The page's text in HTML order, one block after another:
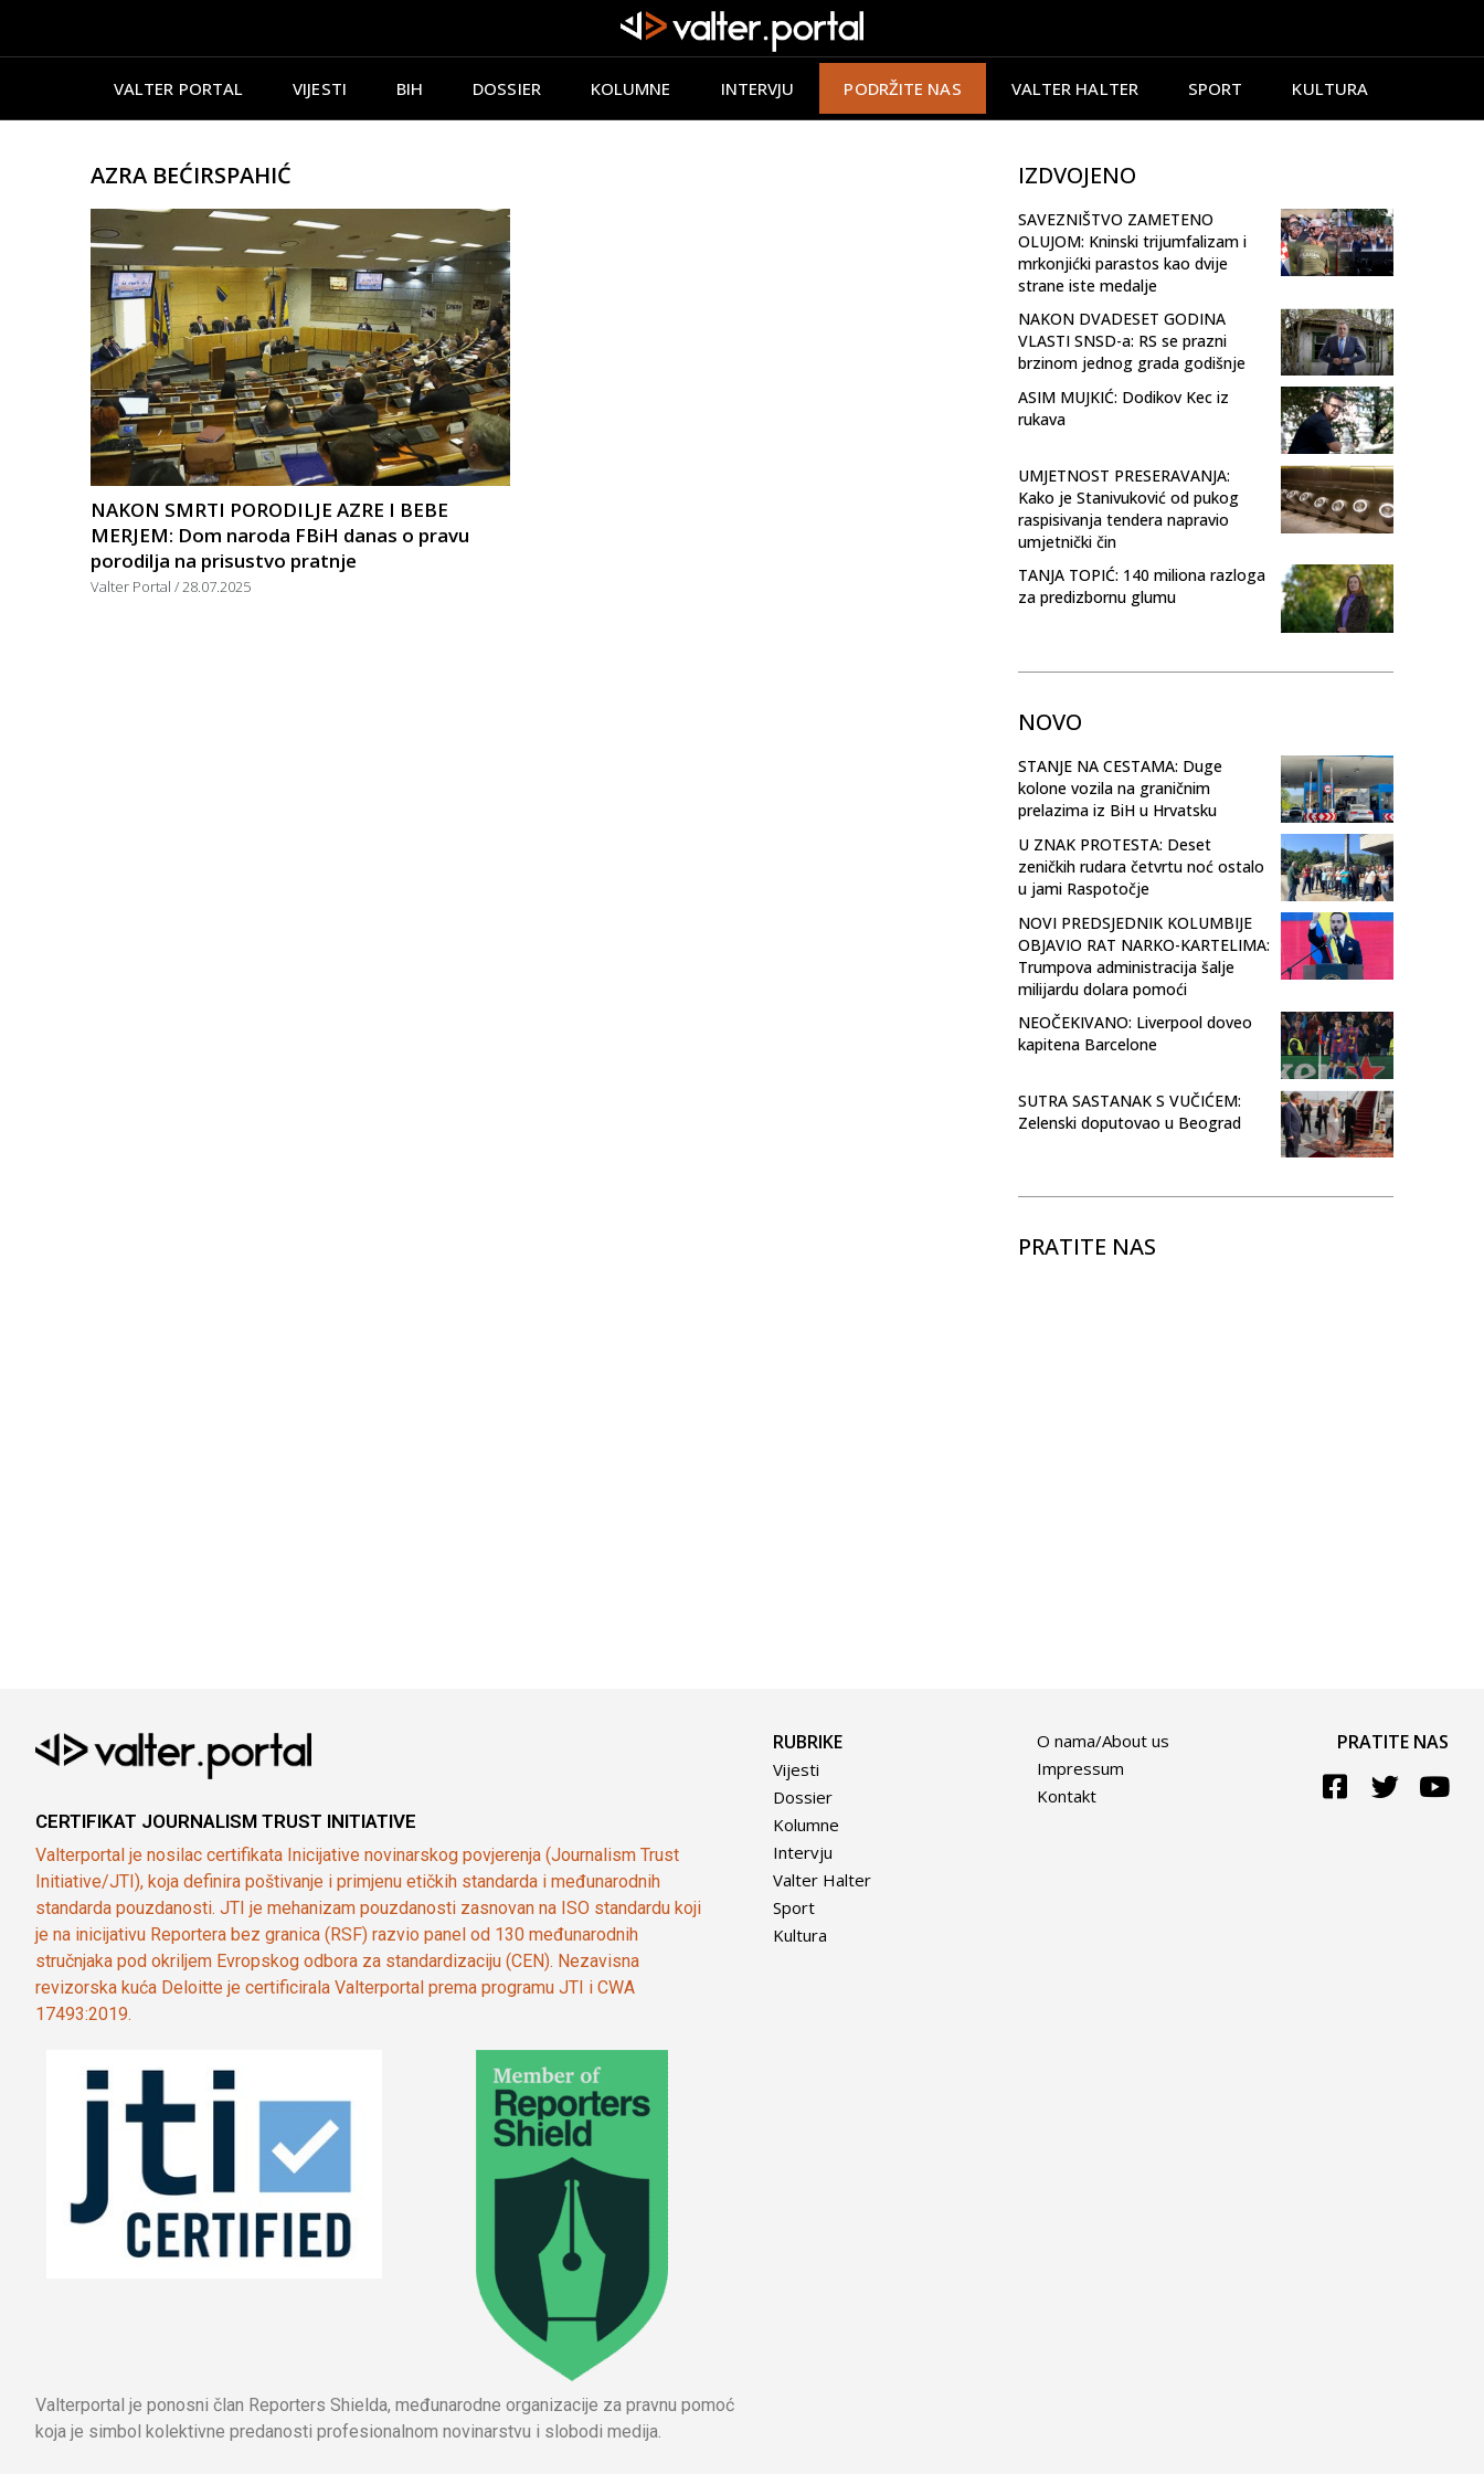
VALTER PORTAL VIJESTI BIH DOSSIER KOLUMNE INTERVJU PODRŽITE NAS VALTER HALTER SPORT KULTURA
AZRA BEĆIRSPAHIĆ
NAKON SMRTI PORODILJE AZRE I BEBE
MERJEM: Dom naroda FBiH danas o pravu
porodilja na prisustvo pratnje
Valter Portal 28.07.2025
IZDVOJENO
SAVEZNIŠTVO ZAMETENO
OLUJOM: Kninski trijumfalizam i
mrkonjićki parastos kao dvije
strane iste medalje
NAKON DVADESET GODINA
VLASTI SNSD-a: RS se prazni
brzinom jednog grada godišnje
ASIM MUJKIĆ: Dodikov Kec iz
rukava
UMJETNOST PRESERAVANJA:
Kako je Stanivuković od pukog
raspisivanja tendera napravio
umjetnički čin
TANJA TOPIĆ: 140 miliona razloga
za predizbornu glumu
NOVO
STANJE NA CESTAMA: Duge
kolone vozila na graničnim
prelazima iz BiH u Hrvatsku
U ZNAK PROTESTA: Deset
zeničkih rudara četvrtu noć ostalo
u jami Raspotočje
NOVI PREDSJEDNIK KOLUMBIJE
OBJAVIO RAT NARKO-KARTELIMA:
Trumpova administracija šalje
milijardu dolara pomoći
NEOČEKIVANO: Liverpool doveo
kapitena Barcelone
SUTRA SASTANAK S VUČIĆEM:
Zelenski doputovao u Beograd
PRATITE NAS
CERTIFIKAT JOURNALISM TRUST INITIATIVE
Valterportal je nosilac certifikata Inicijative novinarskog povjerenja (Journalism Trust
Initiative/JTI), koja definira poštivanje i primjenu etičkih standarda i međunarodnih
standarda pouzdanosti. JTI je mehanizam pouzdanosti zasnovan na ISO standardu koji
je na inicijativu Reportera bez granica (RSF) razvio panel od 130 međunarodnih
stručnjaka pod okriljem Evropskog odbora za standardizaciju (CEN). Nezavisna
revizorska kuća Deloitte je certificirala Valterportal prema programu JTI i CWA
17493:2019.
Valterportal je ponosni član Reporters Shielda, međunarodne organizacije za pravnu pomoć
koja je simbol kolektivne predanosti profesionalnom novinarstvu i slobodi medija.
RUBRIKE
Vijesti
Dossier
Kolumne
Intervju
Valter Halter
Sport
Kultura
O nama/About us
Impressum
Kontakt
PRATITE NAS